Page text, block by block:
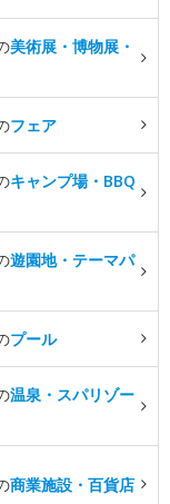
美術展・博物展・
フェア
キャンプ場・BBQ
遊園地・テーマパ
プール
温泉・スパリゾー
商業施設・百貨店